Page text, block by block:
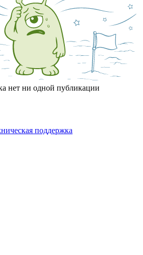
нет ни одной публикации
поддержка